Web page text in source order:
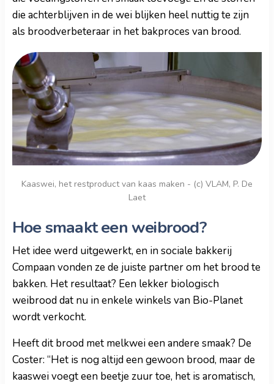
die achterblijven in de wei blijken heel nuttig te zijn
als broodverbeteraar in het bakproces van brood.
Kaaswei, het restproduct van kaas maken - (c) VLAM, P. De
Laet
Hoe smaakt een weibrood?
Het idee werd uitgewerkt, en in sociale bakkerij
Compaan vonden ze de juiste partner om het brood te
bakken. Het resultaat? Een lekker biologisch
weibrood dat nu in enkele winkels van Bio-Planet
wordt verkocht.
Heeft dit brood met melkwei een andere smaak? De
Coster: “Het is nog altijd een gewoon brood, maar de
kaaswei voegt een beetje zuur toe, het is aromatisch,